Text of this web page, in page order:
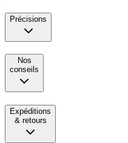
Précisions
Nos
conseils
Expéditions
& retours